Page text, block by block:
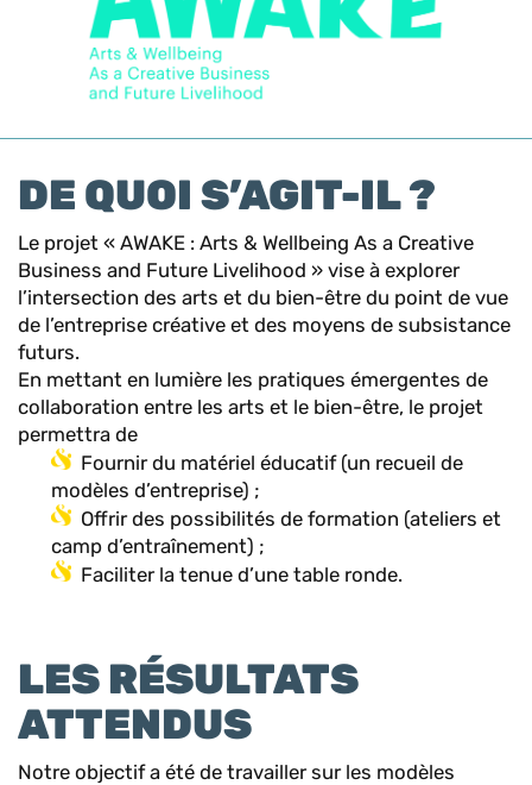
DE QUOI S’AGIT-IL ?
Le projet « AWAKE : Arts & Wellbeing As a Creative
Business and Future Livelihood » vise à explorer
l’intersection des arts et du bien-être du point de vue
de l’entreprise créative et des moyens de subsistance
futurs.
En mettant en lumière les pratiques émergentes de
collaboration entre les arts et le bien-être, le projet
permettra de
Fournir du matériel éducatif (un recueil de
modèles d’entreprise) ;
Offrir des possibilités de formation (ateliers et
camp d’entraînement) ;
Faciliter la tenue d’une table ronde.
LES RÉSULTATS
ATTENDUS
Notre objectif a été de travailler sur les modèles